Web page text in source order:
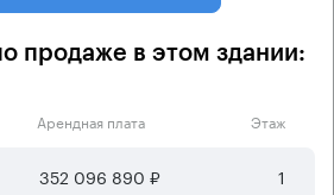
продаже в этом здании:
Арендная плата Этаж
352 096 890 ₽ 1